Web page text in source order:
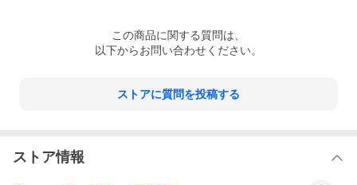
この商品に関する質問は、
以下からお問い合わせください。
ストアに質問を投稿する
ストア情報